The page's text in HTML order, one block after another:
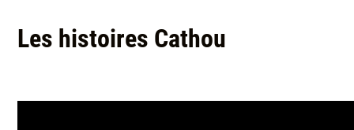
Les histoires Cathou